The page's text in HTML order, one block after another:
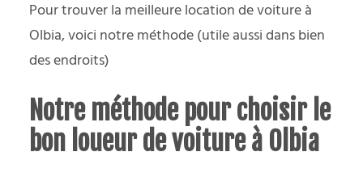
Pour trouver la meilleure location de voiture à
Olbia, voici notre méthode (utile aussi dans bien
des endroits)
Notre méthode pour choisir le
bon loueur de voiture à Olbia